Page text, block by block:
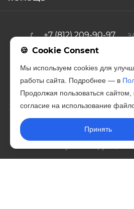
+7 (812) 209-90-97
zakaz@iso-
г. Санкт-Петербург,
2026 © Изофорта –
Cookie Consent
Мы используем cookies для
работы сайта. Подробнее — в
Продолжая пользоваться сайтом,
согласие на использование
Принять